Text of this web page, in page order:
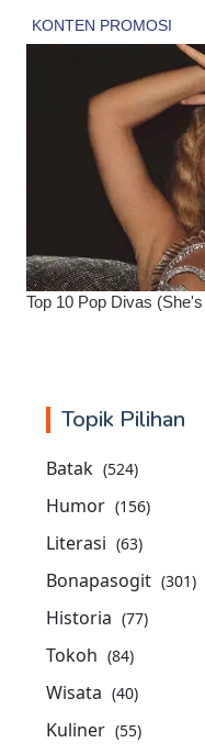
Topik Pilihan
Batak (524)
Humor (156)
Literasi (63)
Bonapasogit (301)
Historia (77)
Tokoh (84)
Wisata (40)
Kuliner (55)